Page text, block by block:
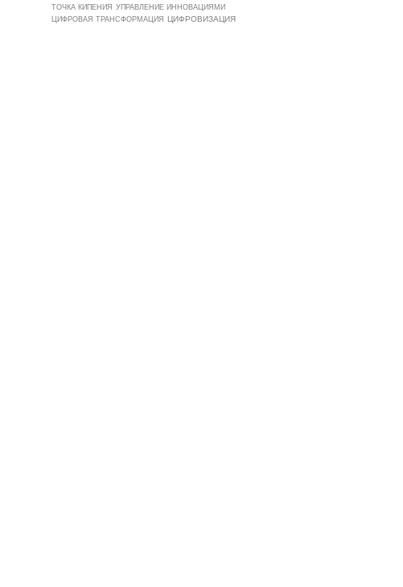
ТОЧКА КИПЕНИЯ УПРАВЛЕНИЕ ИННОВАЦИЯМИ
ЦИФРОВАЯ ТРАНСФОРМАЦИЯ
ЦИФРОВИЗАЦИЯ